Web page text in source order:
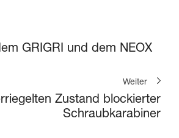
GRIGRI und dem NEOX
Weiter
Zustand blockierter
Schraubkarabiner